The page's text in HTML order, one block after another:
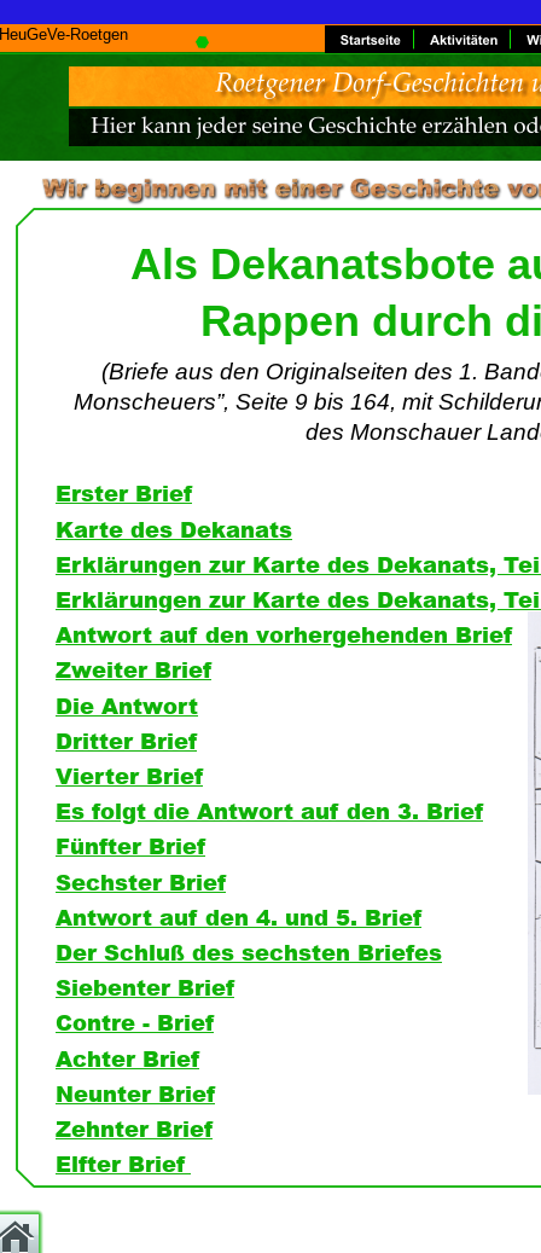
Als
Rappen durch
(Briefe aus den Originalseiten des 1.
Monscheuers”, Seite 9 bis 164, mit
des Monschauer
Erster Brief
Karte des Dekanats
Erklärungen zur Karte des Dekanats,
Erklärungen zur Karte des Dekanats,
Antwort auf den vorhergehenden Brief
Zweiter Brief
Die Antwort
Dritter Brief
Vierter Brief
Es folgt die Antwort auf den 3. Brief
Fünfter Brief
Sechster Brief
Antwort auf den 4. und 5. Brief
Der Schluß des sechsten Briefes
Siebenter Brief
Contre - Brief
Achter Brief
Neunter Brief
Zehnter Brief
Elfter Brief
HeuGeVe-Roetgen